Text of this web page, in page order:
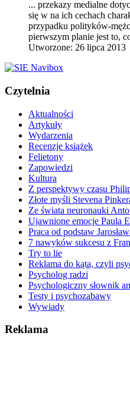
... przekazy medialne
się w na ich cechach
przypadku polityków-
pierwszym planie jest to,
Utworzone: 26 lipca 2013
Czytelnia
Aktualności
Artykuły
Wydarzenia
Recenzje książek
Felietony
Zapowiedzi
Kultura
Z perspektywy czasu
Złote myśli Stevena
Ze świata neuronauki
Ujawnione emocje Paula
Praca od podstaw
7 nawyków sukcesu z
Try to lie
Reklama do kąta, czyli
Psycholog radzi
Psychologiczny słownik
Testy i psychozabawy
Wywiady
Reklama